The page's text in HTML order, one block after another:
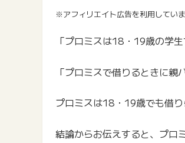
※アフィリエイト広告を利用してい
「プロミスは18・19歳の学
「プロミスで借りるときに親
プロミスは18・19歳でも借り
結論からお伝えすると、プロ